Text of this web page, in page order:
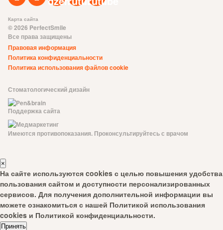
Карта сайта
© 2026 PerfectSmile
Все права защищены
Правовая информация
Политика конфиденциальности
Политика использования файлов cookie
Стоматологический дизайн
Поддержка сайта
Имеются противопоказания. Проконсультируйтесь с врачом
×
На сайте используются cookies с целью повышения удобства
пользования сайтом и доступности персонализированных
сервисов. Для получения дополнительной информации вы
можете ознакомиться с нашей Политикой использования
cookies и Политикой конфиденциальности.
Принять